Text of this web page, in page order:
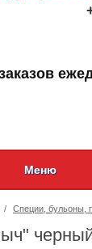
Меню
/ Специи, бульоны,